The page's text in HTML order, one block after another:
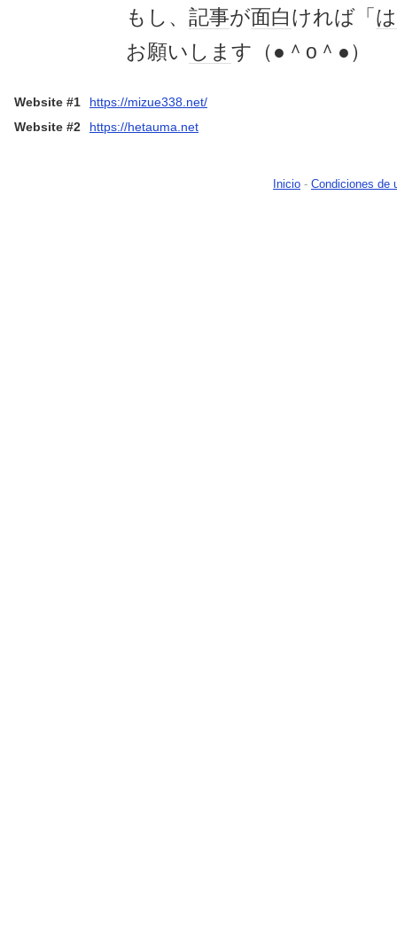
もし、 記事が面白ければ「
お願い しま す（●＾o＾●）
Website #1
https://mizue338.net/
Website #2
https://hetauma.net
Inicio - Condiciones de